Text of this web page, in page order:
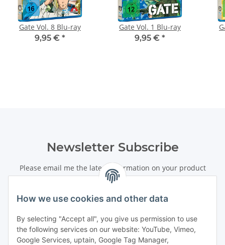
How we use cookies and other data
By selecting "Accept all", you give us permission to use
the following services on our website: YouTube, Vimeo,
Google Services, uptain, Google Tag Manager,
Gate Vol. 8 Blu-ray
9,95 € *
Gate Vol. 1 Blu-ray
9,95 € *
Newsletter Subscribe
Please email me the latest information on your product
portfolio regularly and in accordance with your dataprivacy
said emails at any time.
Subscribe
Newsletter Subscribe